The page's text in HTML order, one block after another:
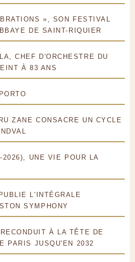
», SON FESTIVAL
DE SAINT-RIQUIER
CHEF D'ORCHESTRE DU
À 83 ANS
ZANE CONSACRE UN CYCLE
UNE VIE POUR LA
L'INTÉGRALE
SYMPHONY
À LA TÊTE DE
PARIS JUSQU'EN 2032